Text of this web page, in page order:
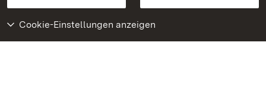
Cookie-Einstellungen anzeigen
Weiteres